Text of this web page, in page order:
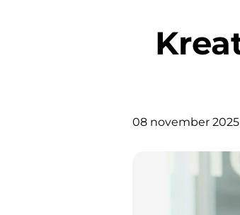
Kreativa sätt att börja smått
08 november 2025